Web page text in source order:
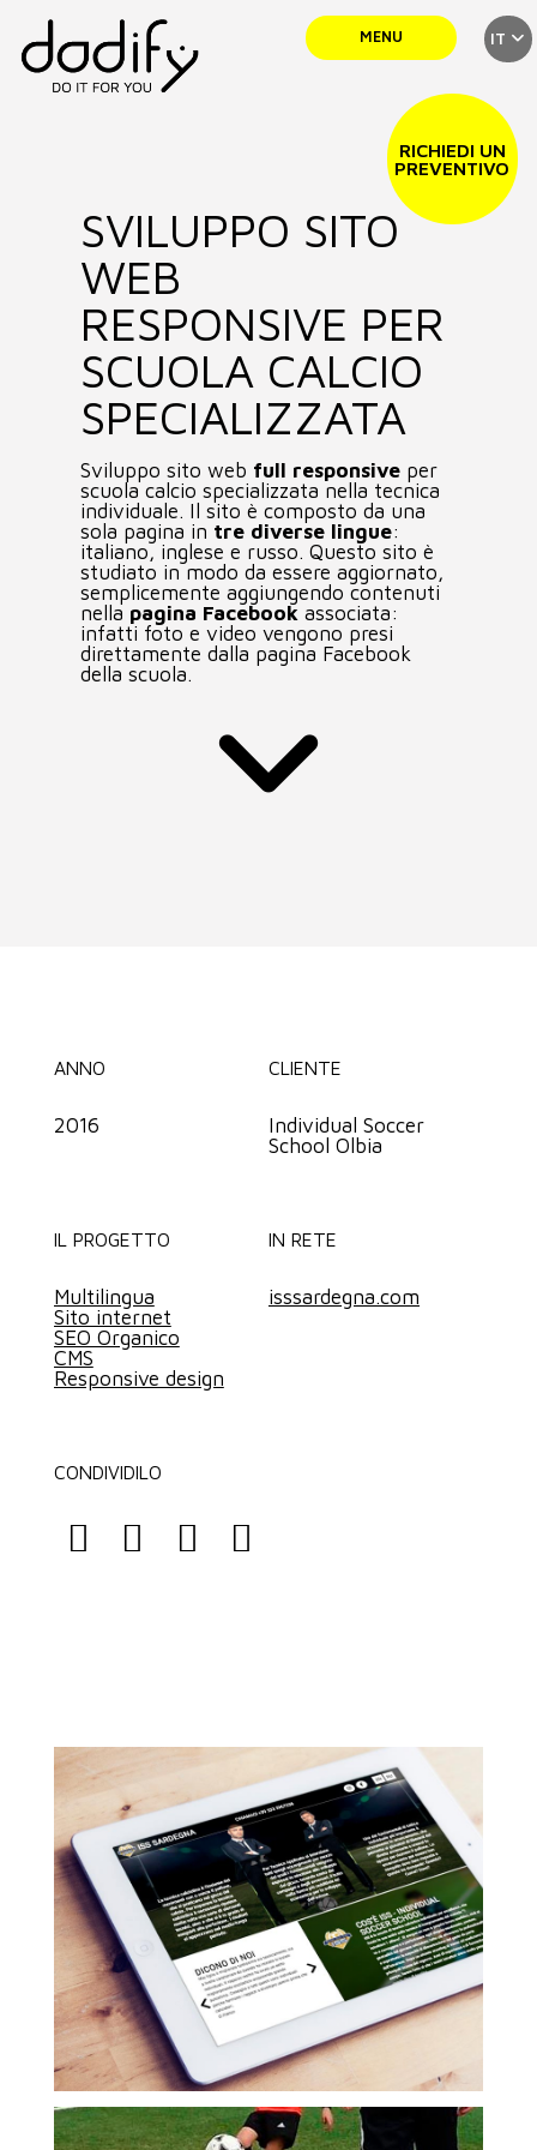
MENU
TEAM
PORTFOLIO
NEWS
CONTATTI
AREA CLIENTI
IT
SVILUPPO SITO
WEB
RESPONSIVE PER
SCUOLA CALCIO
SPECIALIZZATA
Sviluppo sito web full responsive per
scuola calcio specializzata nella tecnica
individuale. Il sito è composto da una
sola pagina in tre diverse lingue:
italiano, inglese e russo. Questo sito è
studiato in modo da essere aggiornato,
semplicemente aggiungendo contenuti
nella pagina Facebook associata:
infatti foto e video vengono presi
direttamente dalla pagina Facebook
della scuola.
ANNO
2016
CLIENTE
Individual Soccer
School Olbia
IL PROGETTO
Multilingua
Sito internet
SEO Organico
CMS
Responsive design
IN RETE
isssardegna.com
CONDIVIDILO
RICHIEDI UN
PREVENTIVO